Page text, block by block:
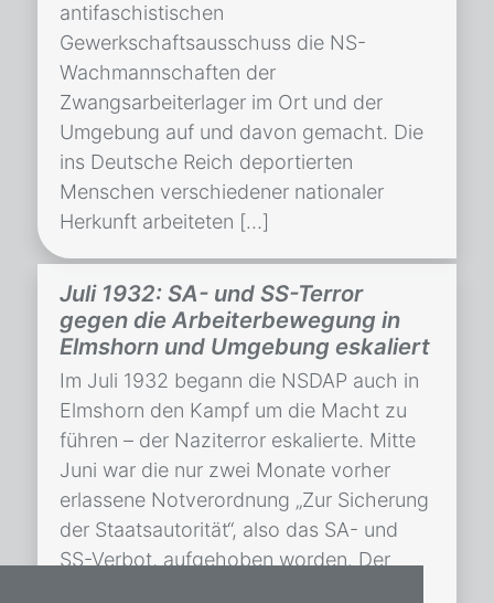
antifaschistischen
Gewerkschaftsausschuss die NS-
Wachmannschaften der
Zwangsarbeiterlager im Ort und der
Umgebung auf und davon gemacht. Die
ins Deutsche Reich deportierten
Menschen verschiedener nationaler
Herkunft arbeiteten […]
Juli 1932: SA- und SS-Terror
gegen die Arbeiterbewegung in
Elmshorn und Umgebung eskaliert
Im Juli 1932 begann die NSDAP auch in
Elmshorn den Kampf um die Macht zu
führen – der Naziterror eskalierte. Mitte
Juni war die nur zwei Monate vorher
erlassene Notverordnung „Zur Sicherung
der Staatsautorität“, also das SA- und
SS-Verbot, aufgehoben worden. Der